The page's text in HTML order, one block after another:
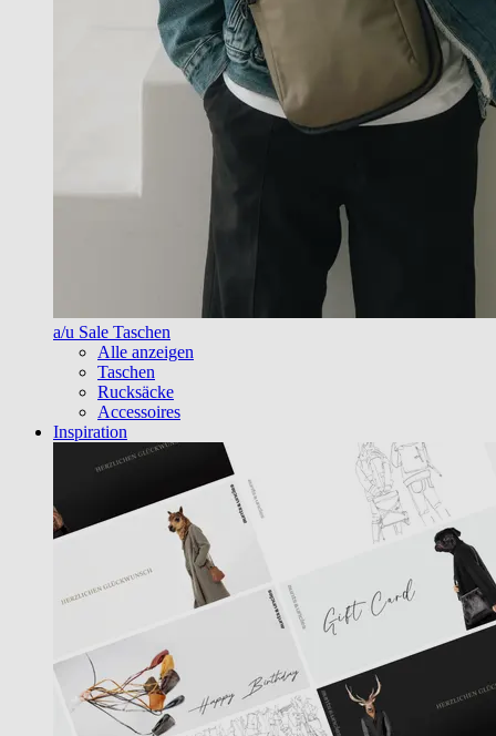
a/u Sale Taschen
Alle anzeigen
Taschen
Rucksäcke
Accessoires
Inspiration